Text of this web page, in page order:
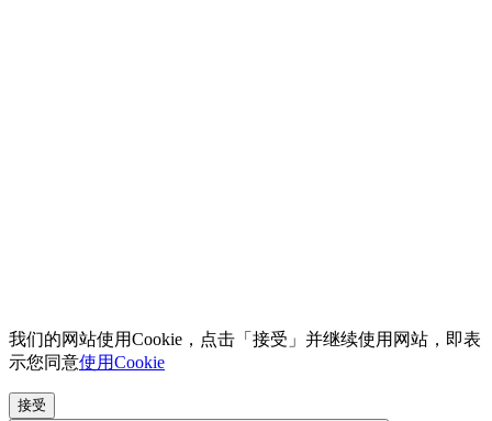
我们的网站使用Cookie，点击「接受」并继续使用网站，即表
示您同意使用Cookie
接受